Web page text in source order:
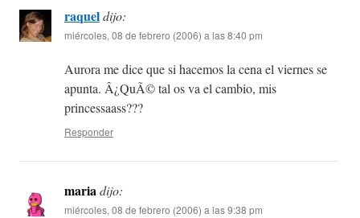
raqueldijo:
miércoles, 08 de febrero (2006) a las 8:40 pm
Aurora me dice que si hacemos la cena el viernes se
apunta. Â¿QuÃ© tal os va el cambio, mis
princessaass???
Responder
mariadijo:
miércoles, 08 de febrero (2006) a las 9:38 pm